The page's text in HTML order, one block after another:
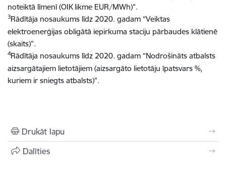
noteiktā līmenī (OIK likme EUR/MWh)”.
3Rādītāja nosaukums līdz 2020. gadam “Veiktas
elektroenerģijas obligātā iepirkuma staciju pārbaudes klātienē
(skaits)”.
4Rādītāja nosaukums līdz 2020. gadam “Nodrošināts atbalsts
aizsargātajiem lietotājiem (aizsargāto lietotāju īpatsvars %,
kuriem ir sniegts atbalsts)”.
Drukāt lapu
Dalīties